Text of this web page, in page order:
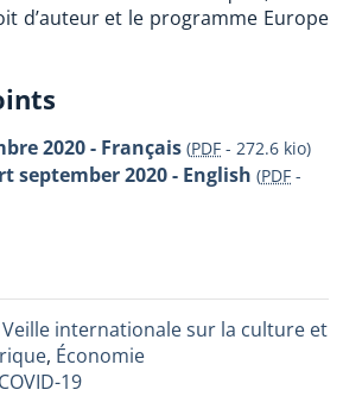
d’auteur et le programme Europe
2020 - Français (PDF - 272.6 kio)
september 2020 - English (PDF -
Veille internationale sur la culture et
, Économie
COVID-19